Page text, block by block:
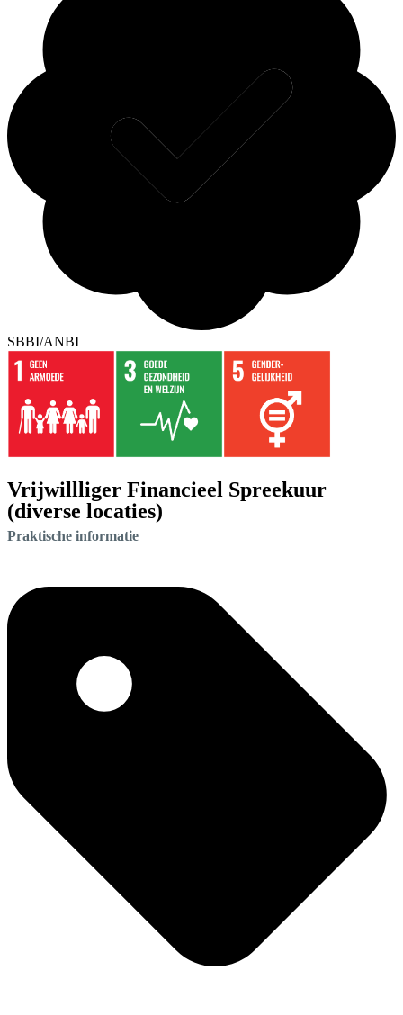
SBBI/ANBI
Vrijwillliger Financieel Spreekuur
(diverse locaties)
Praktische informatie